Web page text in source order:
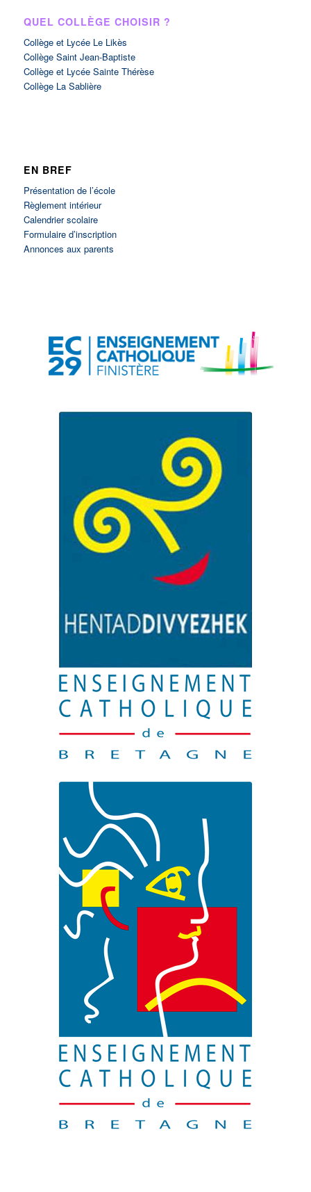
QUEL COLLÈGE CHOISIR ?
Collège et Lycée Le Likès
Collège Saint Jean-Baptiste
Collège et Lycée Sainte Thérèse
Collège La Sablière
EN BREF
Présentation de l’école
Règlement intérieur
Calendrier scolaire
Formulaire d’inscription
Annonces aux parents